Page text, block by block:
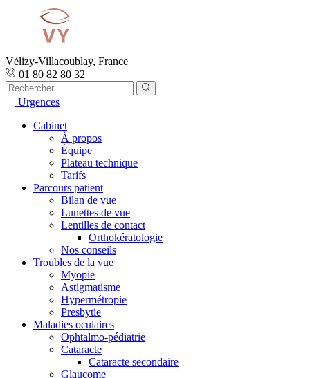
Vélizy-Villacoublay, France
01 80 82 80 32
Urgences
Cabinet
À propos
Équipe
Plateau technique
Tarifs
Parcours patient
Bilan de vue
Lunettes de vue
Lentilles de contact
Orthokératologie
Nos conseils
Troubles de la vue
Myopie
Astigmatisme
Hypermétropie
Presbytie
Maladies oculaires
Ophtalmo-pédiatrie
Cataracte
Cataracte secondaire
Glaucome